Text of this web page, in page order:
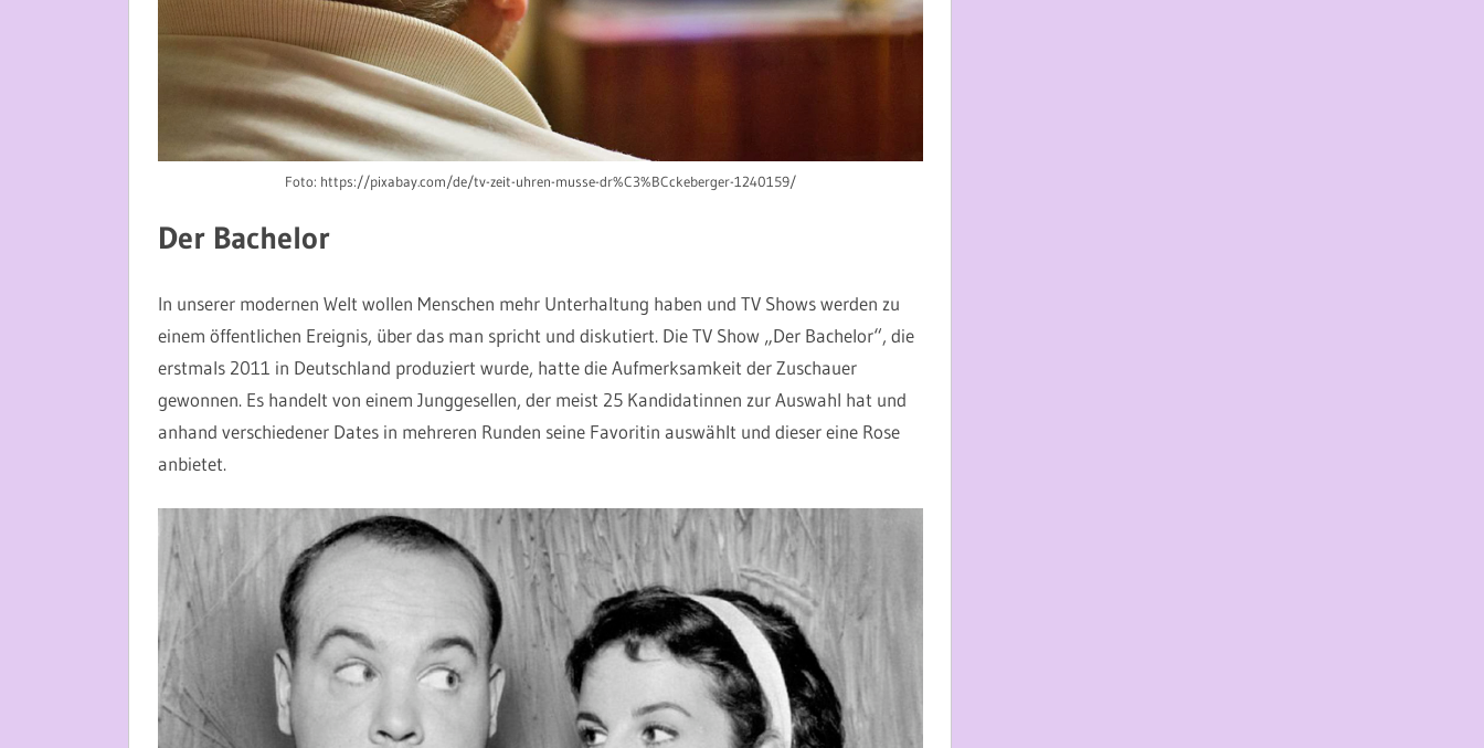
Foto: https://pixabay.com/de/tv-zeit-uhren-musse-dr%C3%BCckeberger-1240159/
Der Bachelor
In unserer modernen Welt wollen Menschen mehr Unterhaltung haben und TV Shows werden zu
einem öffentlichen Ereignis, über das man spricht und diskutiert. Die TV Show „Der Bachelor“, die
erstmals 2011 in Deutschland produziert wurde, hatte die Aufmerksamkeit der Zuschauer
gewonnen. Es handelt von einem Junggesellen, der meist 25 Kandidatinnen zur Auswahl hat und
anhand verschiedener Dates in mehreren Runden seine Favoritin auswählt und dieser eine Rose
anbietet.